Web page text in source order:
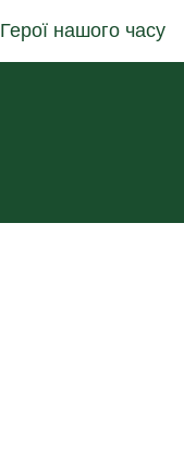
Герої нашого часу